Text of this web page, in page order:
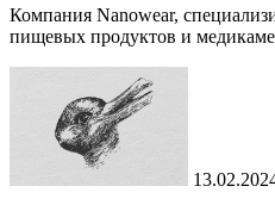
Компания Nanowear,
пищевых продуктов и